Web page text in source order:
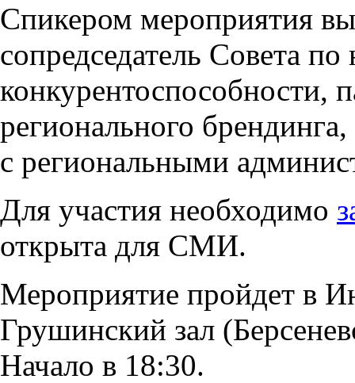
Спикером мероприятия
сопредседатель Совета
конкурентоспособности,
регионального
с региональными
Для участия необходимо
открыта для СМИ.
Мероприятие пройдет в
Грушинский зал
Начало в 18:30.